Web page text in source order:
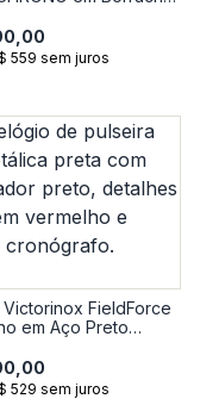
559 sem juros
FieldForce
em Aço Preto
529 sem juros